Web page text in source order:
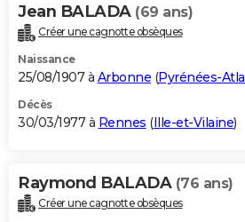
Jean BALADA (69 ans)
Créer une cagnotte obsèques
Naissance
25/08/1907 à Arbonne (Pyrénées-
Décès
30/03/1977 à Rennes (Ille-et-Vilaine)
Raymond BALADA (76 ans)
Créer une cagnotte obsèques